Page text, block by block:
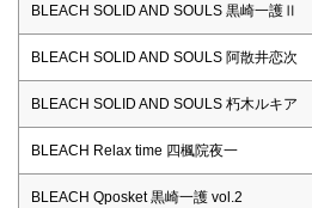
BLEACH SOLID AND SOULS 黒崎一護Ⅱ
BLEACH SOLID AND SOULS 阿散井恋次
BLEACH SOLID AND SOULS 朽木ルキア
BLEACH Relax time 四楓院夜一
BLEACH Qposket 黒崎一護 vol.2